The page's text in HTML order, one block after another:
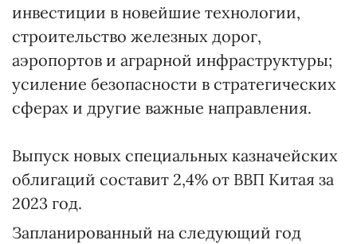
инвестиции в новейшие технологии,
строительство железных дорог,
аэропортов и аграрной инфраструктуры;
усиление безопасности в стратегических
сферах и другие важные направления.
Выпуск новых специальных казначейских
облигаций составит 2,4% от ВВП Китая за
2023 год.
Запланированный на следующий год